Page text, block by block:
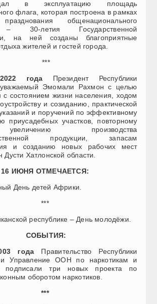
в эксплуатацию площадь
флага, которая построена в рамках
общенационального
– 30-летия Государственной
на ней созданы благоприятные
жителей и гостей города.
***
года Президент Республики
уважаемый Эмомали Рахмон с целью
с состоянием жизни населения, ходом
и созиданию, практической
и поручений по эффективному
приусадебных участков, повторному
производства
продукции, запасам
и созданию новых рабочих мест
Дусти Хатлонской области.
16 ИЮНЯ ОТМЕЧАЕТСЯ:
День детей Африки.
***
республике – День молодёжи.
СОБЫТИЯ:
года Правительство Республики
и Управление ООН по наркотикам и
подписали три новых проекта по
оборотом наркотиков.
***